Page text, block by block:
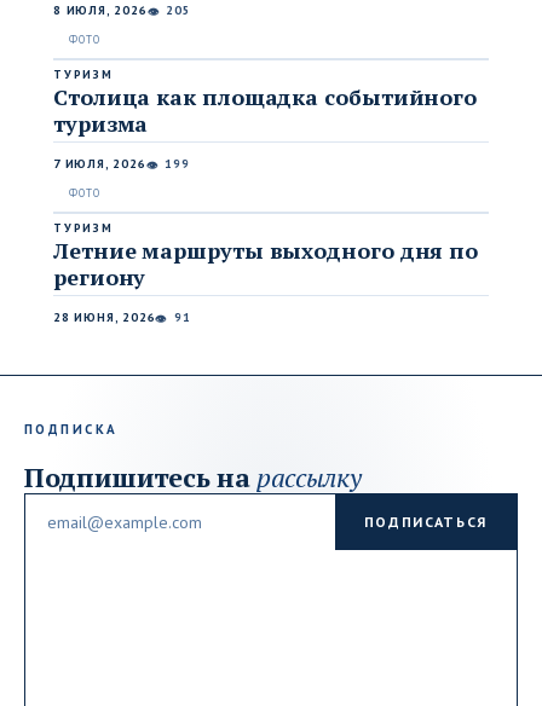
8 ИЮЛЯ, 2026👁 205
ТУРИЗМ
Столица как площадка событийного
туризма
7 ИЮЛЯ, 2026👁 199
ТУРИЗМ
Летние маршруты выходного дня по
региону
28 ИЮНЯ, 2026👁 91
ПОДПИСКА
Подпишитесь на рассылку
ПОДПИСАТЬСЯ